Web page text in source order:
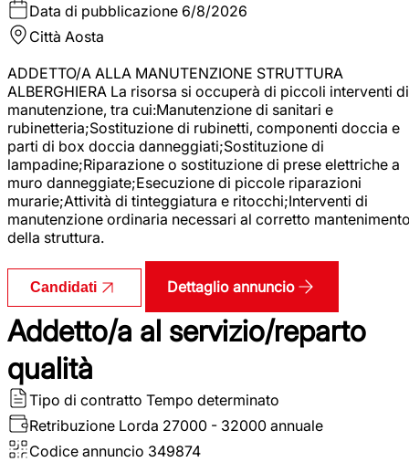
Data di pubblicazione 6/8/2026
Città Aosta
ADDETTO/A ALLA MANUTENZIONE STRUTTURA
ALBERGHIERA La risorsa si occuperà di piccoli interventi di
manutenzione, tra cui:Manutenzione di sanitari e
rubinetteria;Sostituzione di rubinetti, componenti doccia e
parti di box doccia danneggiati;Sostituzione di
lampadine;Riparazione o sostituzione di prese elettriche a
muro danneggiate;Esecuzione di piccole riparazioni
murarie;Attività di tinteggiatura e ritocchi;Interventi di
manutenzione ordinaria necessari al corretto
della struttura.
Candidati Dettaglio annuncio
Addetto/a al servizio/reparto
qualità
Tipo di contratto Tempo determinato
Retribuzione Lorda 27000 - 32000 annuale
Codice annuncio 349874